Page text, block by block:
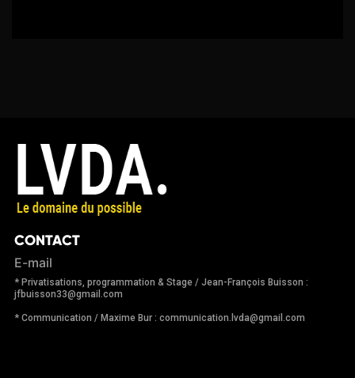
CONTACT
E-mail
* Privatisations, programmation & Stage / Jean-François Buisson :
jfbuisson33@gmail.com
* Communication / Maxime Bur : communication.lvda@gmail.com